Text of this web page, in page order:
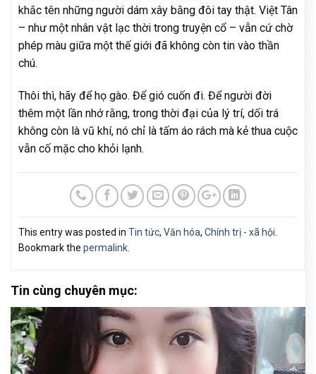
khắc tên những người dám xây bằng đôi tay thật. Việt Tân
– như một nhân vật lạc thời trong truyện cổ – vẫn cứ chờ
phép màu giữa một thế giới đã không còn tin vào thần
chú.
Thôi thì, hãy để họ gào. Để gió cuốn đi. Để người đời
thêm một lần nhớ rằng, trong thời đại của lý trí, dối trá
không còn là vũ khí, nó chỉ là tấm áo rách mà kẻ thua cuộc
vẫn cố mặc cho khỏi lạnh.
This entry was posted in Tin tức, Văn hóa, Chính trị - xã hội
Bookmark the permalink
Tin cùng chuyên mục: